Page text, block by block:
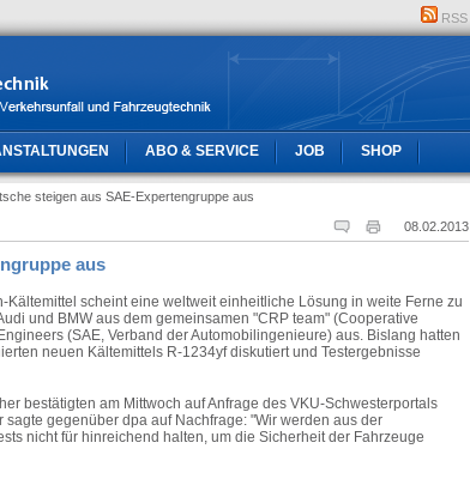
RSS
ABO & SERVICE JOB SHOP
steigen aus SAE-Expertengruppe aus
08.02.2013
aus
Kältemittel scheint eine weltweit einheitliche Lösung in weite Ferne zu
und BMW aus dem gemeinsamen "CRP team" (Cooperative
(SAE, Verband der Automobilingenieure) aus. Bislang hatten
neuen Kältemittels R-1234yf diskutiert und Testergebnisse
bestätigten am Mittwoch auf Anfrage des VKU-Schwesterportals
gegenüber dpa auf Nachfrage: "Wir werden aus der
nicht für hinreichend halten, um die Sicherheit der Fahrzeuge